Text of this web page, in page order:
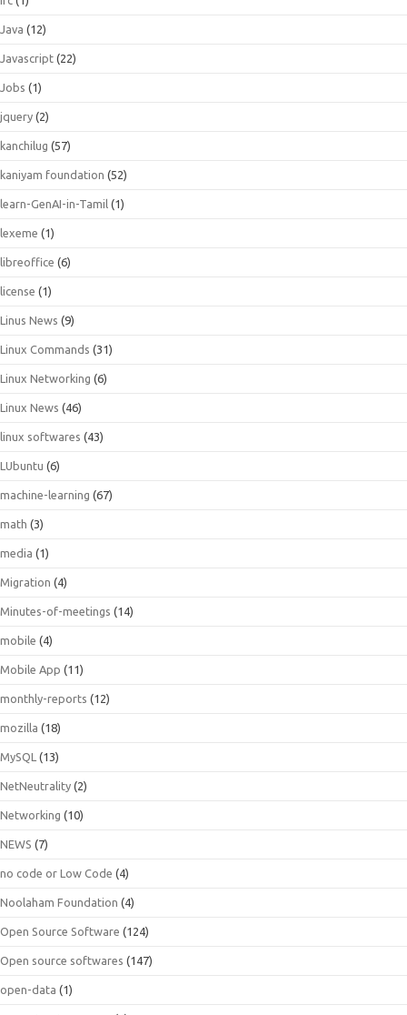
Java (12)
Javascript (22)
Jobs (1)
jquery (2)
kanchilug (57)
kaniyam foundation (52)
learn-GenAI-in-Tamil (1)
lexeme (1)
libreoffice (6)
license (1)
Linus News (9)
Linux Commands (31)
Linux Networking (6)
Linux News (46)
linux softwares (43)
LUbuntu (6)
machine-learning (67)
math (3)
media (1)
Migration (4)
Minutes-of-meetings (14)
mobile (4)
Mobile App (11)
monthly-reports (12)
mozilla (18)
MySQL (13)
NetNeutrality (2)
Networking (10)
NEWS (7)
no code or Low Code (4)
Noolaham Foundation (4)
Open Source Software (124)
Open source softwares (147)
open-data (1)